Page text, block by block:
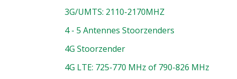
3G/UMTS: 2110-2170MHZ
4 - 5 Antennes Stoorzenders
4G Stoorzender
4G LTE: 725-770 MHz of 790-826 MHz